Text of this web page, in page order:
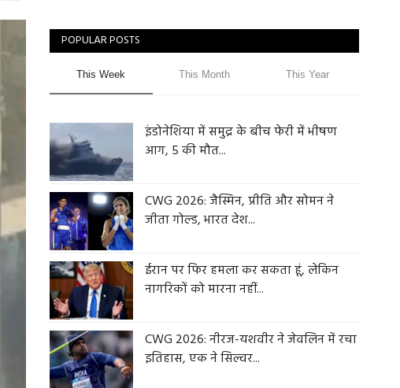
POPULAR POSTS
This Week This Month This Year
इंडोनेशिया में समुद्र के बीच फेरी में भीषण
आग, 5 की मौत...
CWG 2026: जैस्मिन, प्रीति और सोमन ने
जीता गोल्ड, भारत देश...
ईरान पर फिर हमला कर सकता हूं, लेकिन
नागरिकों को मारना नहीं...
CWG 2026: नीरज-यशवीर ने जेवलिन में रचा
इतिहास, एक ने सिल्वर...